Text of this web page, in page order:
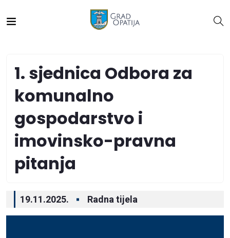
1. sjednica Odbora za
komunalno
gospodarstvo i
imovinsko-pravna
pitanja
19.11.2025. Radna tijela